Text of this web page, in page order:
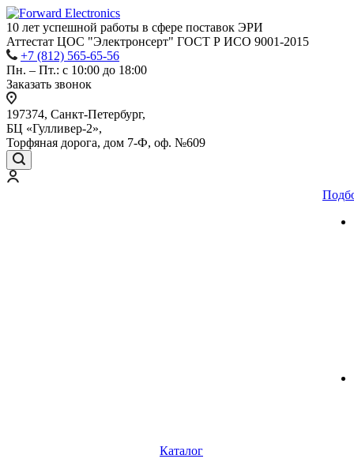
10 лет успешной работы в сфере поставок ЭРИ
Аттестат ЦОС "Электронсерт" ГОСТ Р ИСО 9001-2015
+7 (812) 565-65-56
Пн. – Пт.: с 10:00 до 18:00
Заказать звонок
197374, Санкт-Петербург,
БЦ «Гулливер-2»,
Торфяная дорога, дом 7-Ф, оф. №609
Каталог